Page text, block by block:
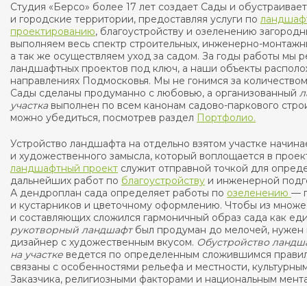
Студия «Берсо» более 17 лет создает Сады и
и городские территории, предоставляя услуги по
проектированию, благоустройству и озеленению
выполняем весь спектр строительных, инженерно-
а так же осуществляем уход за садом. За годы работы мы
ландшафтных проектов под ключ, а наши объекты
направлениях Подмосковья. Мы не гонимся за
Сады сделаны продуманно с любовью, а организованный
участка выполнен по всем канонам садово-паркового
можно убедиться, посмотрев раздел Портфолио.
Устройство ландшафта на отдельно взятом участке
и художественного замысла, который воплощается в
ландшафтный проект служит отправной точкой для
дальнейших работ по благоустройству и инженерной
А дендроплан сада определяет работы по озеленению —
и кустарников и цветочному оформлению. Чтобы из
и составляющих сложился гармоничный образ сада как
рукотворный ландшафтбыл продуман до мелочей,
дизайнер с художественным вкусом. Обустройство
на участке ведется по определенным сложившимся
связаны с особенностями рельефа и местности,
Заказчика, религиозными факторами и национальным